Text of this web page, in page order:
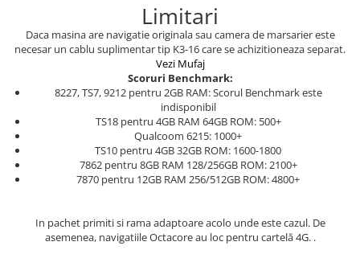
Limitari
Daca masina are navigatie originala sau camera de marsarier este
necesar un cablu suplimentar tip K3-16 care se achizitioneaza separat.
Vezi Mufaj
Scoruri Benchmark:
8227, TS7, 9212 pentru 2GB RAM: Scorul Benchmark este
indisponibil
TS18 pentru 4GB RAM 64GB ROM: 500+
Qualcoom 6215: 1000+
TS10 pentru 4GB 32GB ROM: 1600-1800
7862 pentru 8GB RAM 128/256GB ROM: 2100+
7870 pentru 12GB RAM 256/512GB ROM: 4800+
In pachet primiti si rama adaptoare acolo unde este cazul. De
asemenea, navigatiile Octacore au loc pentru cartelă 4G. .